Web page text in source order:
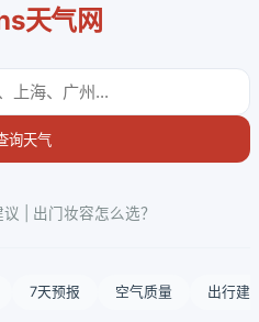
天气网
询天气
| 出门妆容怎么选？
7天预报 空气质量 出行建